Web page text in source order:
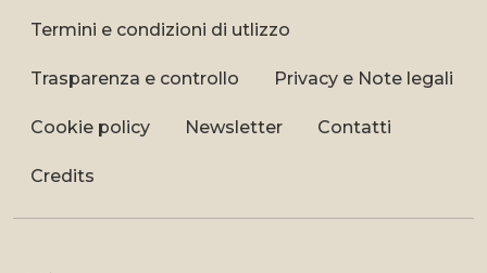
Termini e condizioni di utlizzo
Trasparenza e controllo Privacy e Note legali
Cookie policy Newsletter Contatti
Credits